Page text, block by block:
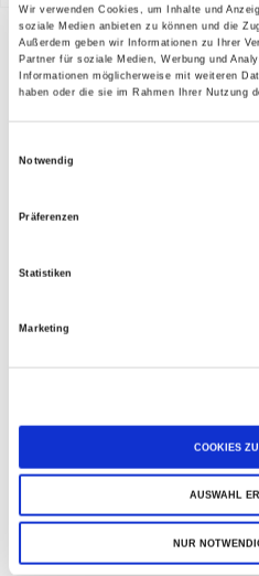
Wir verwenden Cookies, um Inhalte und
soziale Medien anbieten zu können und die
Außerdem geben wir Informationen zu Ihrer
Partner für soziale Medien, Werbung und
Informationen möglicherweise mit weiteren
haben oder die sie im Rahmen Ihrer Nutzung
Notwendig
Präferenzen
Statistiken
Marketing
COOKIES
AUSWAHL
NUR